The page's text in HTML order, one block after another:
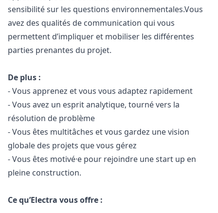
sensibilité sur les questions environnementales.Vous
avez des qualités de communication qui vous
permettent d’impliquer et mobiliser les différentes
parties prenantes du projet.
De plus :
- Vous apprenez et vous vous adaptez rapidement
- Vous avez un esprit analytique, tourné vers la
résolution de problème
- Vous êtes multitâches et vous gardez une vision
globale des projets que vous gérez
- Vous êtes motivé·e pour rejoindre une start up en
pleine construction.
Ce qu’Electra vous offre :